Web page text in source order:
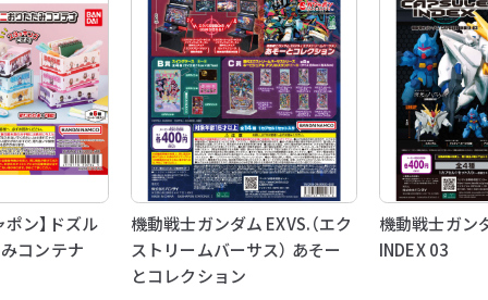
ン】ドズル
コンテナ
機動戦士ガンダム EXVS.（エク
ストリームバーサス） あそー
とコレクション
機動戦士ガン
INDEX 03